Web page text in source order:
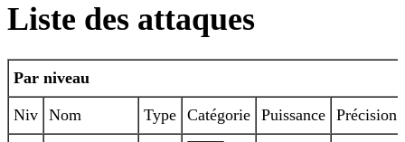
Liste des attaques
Par niveau
Niv Nom Type Catégorie Puissance Précision